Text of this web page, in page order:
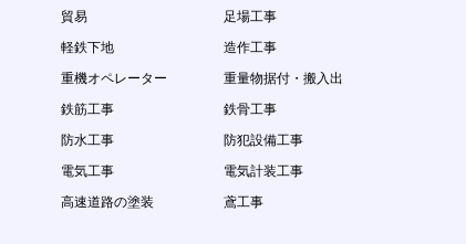
貿易
足場工事
軽鉄下地
造作工事
重機オペレーター
重量物据付・搬入出
鉄筋工事
鉄骨工事
防水工事
防犯設備工事
電気工事
電気計装工事
高速道路の塗装 鳶工事